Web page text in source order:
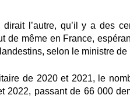
dirait l’autre, qu’il y a des
de même en France,
, selon le ministre de
de 2020 et 2021, le
2022, passant de 66 000